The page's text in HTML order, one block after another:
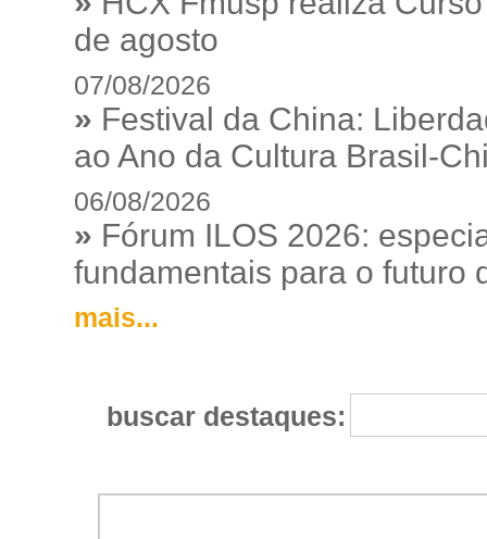
de agosto
07/08/2026
» Festival da China:
ao Ano da Cultura Brasil-
06/08/2026
» Fórum ILOS 2026:
fundamentais para o futuro
mais...
buscar destaques: